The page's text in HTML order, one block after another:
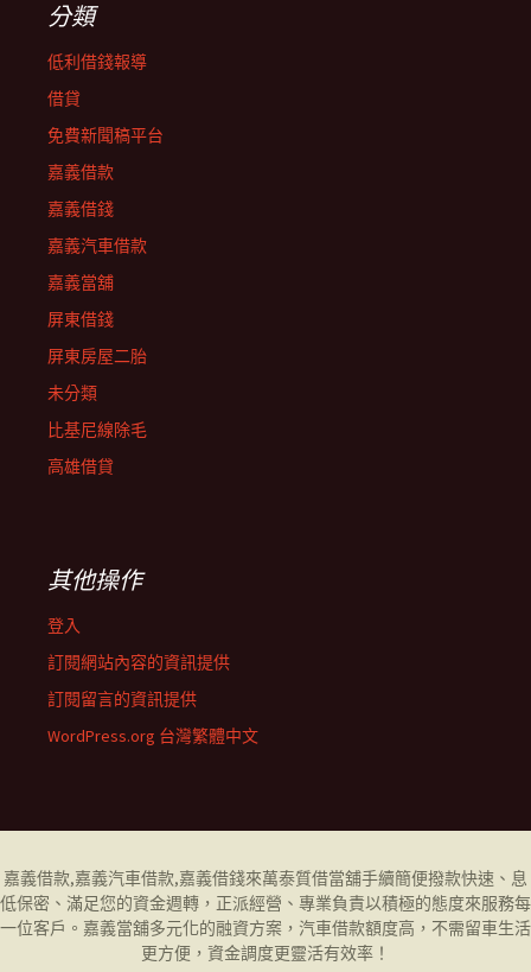
分類
低利借錢報導
借貸
免費新聞稿平台
嘉義借款
嘉義借錢
嘉義汽車借款
嘉義當舖
屏東借錢
屏東房屋二胎
未分類
比基尼線除毛
高雄借貸
其他操作
登入
訂閱網站內容的資訊提供
訂閱留言的資訊提供
WordPress.org 台灣繁體中文
嘉義借款,嘉義汽車借款,嘉義借錢來萬泰質借當舖手續簡便撥款快速、息
低保密、滿足您的資金週轉，正派經營、專業負責以積極的態度來服務每
一位客戶。 嘉義當舖多元化的融資方案，汽車借款額度高，不需留車生活
更方便，資金調度更靈活有效率！